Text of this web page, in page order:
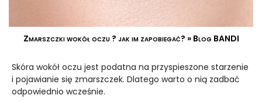
Zmarszczki wokół oczu ? jak im zapobiegać? » Blog BANDI
Skóra wokół oczu jest podatna na przyspieszone starzenie
i pojawianie się zmarszczek. Dlatego warto o nią zadbać
odpowiednio wcześnie.